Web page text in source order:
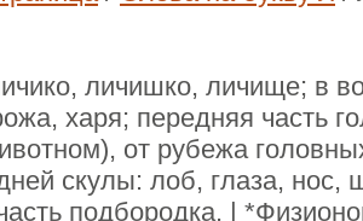
личишко, личище; в
харя; передняя часть
от рубежа
скулы: лоб, глаза, нос,
подбородка. |